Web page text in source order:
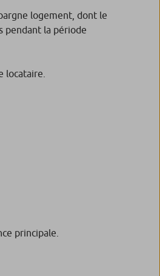
logement, dont le
pendant la période
locataire.
principale.